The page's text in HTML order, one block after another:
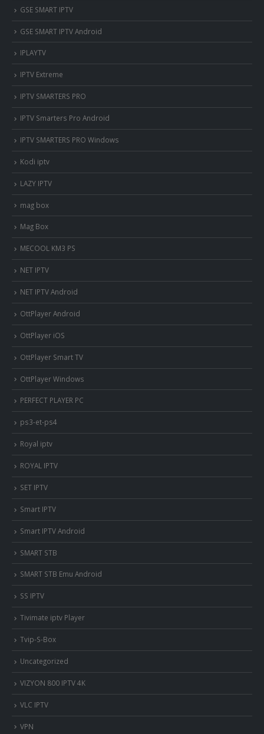
‎GSE SMART IPTV
GSE SMART IPTV Android
IPLAYTV
IPTV Extreme
IPTV SMARTERS PRO
IPTV Smarters Pro Android
IPTV SMARTERS PRO Windows
Kodi iptv
LAZY IPTV
mag box
Mag Box
MECOOL KM3 PS
NET IPTV
NET IPTV Android
OttPlayer Android
OttPlayer iOS
OttPlayer Smart TV
OttPlayer Windows
PERFECT PLAYER PC
ps3-et-ps4
Royal iptv
ROYAL IPTV
SET IPTV
Smart IPTV
Smart IPTV Android
SMART STB
SMART STB Emu Android
SS IPTV
Tivimate iptv Player
Tvip-S-Box
Uncategorized
VIZYON 800 IPTV 4K
VLC IPTV
VPN